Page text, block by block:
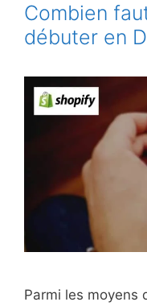
Combien
débuter en
Parmi les moyens